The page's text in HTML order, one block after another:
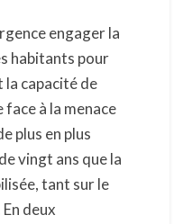
engager la
habitants pour
capacité de
à la menace
plus en plus
vingt ans que la
tant sur le
deux